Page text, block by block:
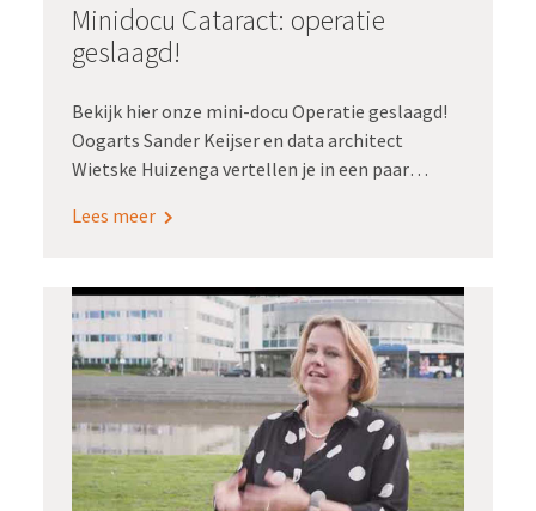
Minidocu Cataract: operatie
geslaagd!
Bekijk hier onze mini-docu Operatie geslaagd!
Oogarts Sander Keijser en data architect
Wietske Huizenga vertellen je in een paar
kwaliteitsregistratie cataract verduurzaamde.
Lees meer